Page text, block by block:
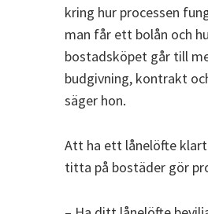
kring hur processen
man får ett bolån och
bostadsköpet går till
budgivning, kontrakt
säger hon.
Att ha ett lånelöfte
titta på bostäder gör